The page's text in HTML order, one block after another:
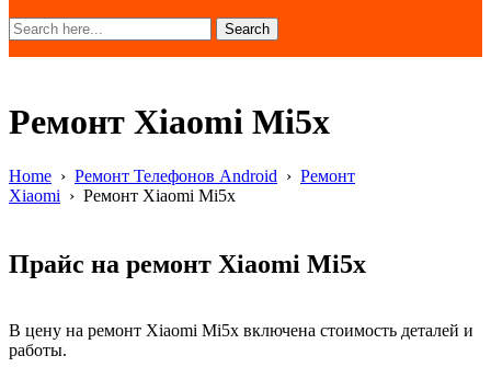
Search
Ремонт Xiaomi Mi5x
Home › Ремонт Телефонов Android › Ремонт
Xiaomi › Ремонт Xiaomi Mi5x
Прайс на ремонт Xiaomi Mi5x
В цену на ремонт Xiaomi Mi5x включена стоимость деталей и
работы.